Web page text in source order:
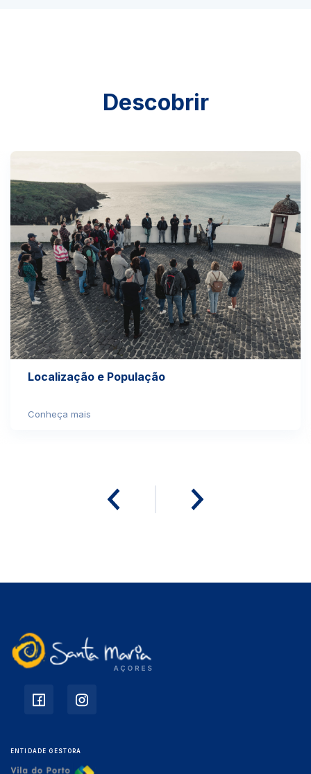
Descobrir
Localização e População
Conheça mais
ENTIDADE GESTORA